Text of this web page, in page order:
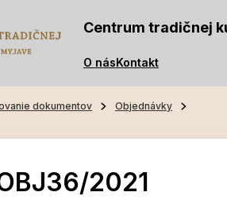
Centrum tradičnej
O násKontakt
dokumentov Objednávky
2021